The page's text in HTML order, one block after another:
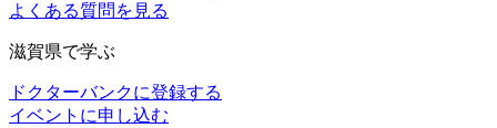
よくある質問を見る
滋賀県で学ぶ
ドクターバンクに登録する
イベントに申し込む